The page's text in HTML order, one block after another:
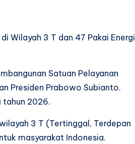
Wilayah 3 T dan 47 Pakai Energi
Satuan Pelayanan
Presiden Prabowo Subianto.
tahun 2026.
3 T (Tertinggal, Terdepan
masyarakat Indonesia.